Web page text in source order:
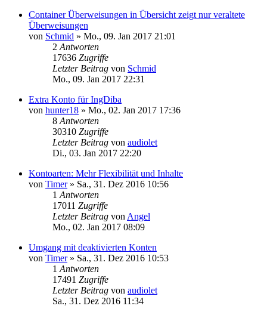
Container Überweisungen in Übersicht zeigt nur veraltete
Überweisungen
von Schmid » Mo., 09. Jan 2017 21:01
2 Antworten
17636 Zugriffe
Letzter Beitrag von Schmid
Mo., 09. Jan 2017 22:31
Extra Konto für IngDiba
von hunter18 » Mo., 02. Jan 2017 17:36
8 Antworten
30310 Zugriffe
Letzter Beitrag von audiolet
Di., 03. Jan 2017 22:20
Kontoarten: Mehr Flexibilität und Inhalte
von Timer» Sa., 31. Dez 2016 10:56
1 Antworten
17011 Zugriffe
Letzter Beitrag von Angel
Mo., 02. Jan 2017 08:09
Umgang mit deaktivierten Konten
von Timer» Sa., 31. Dez 2016 10:53
1 Antworten
17491 Zugriffe
Letzter Beitrag von audiolet
Sa., 31. Dez 2016 11:34